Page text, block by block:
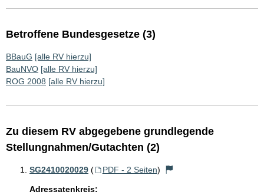
Betroffene Bundesgesetze (3)
BBauG [alle RV hierzu]
BauNVO [alle RV hierzu]
ROG 2008 [alle RV hierzu]
Zu diesem RV abgegebene grundlegende
Stellungnahmen/Gutachten (2)
SG2410020029 ( PDF - 2 Seiten)
Adressatenkreis: